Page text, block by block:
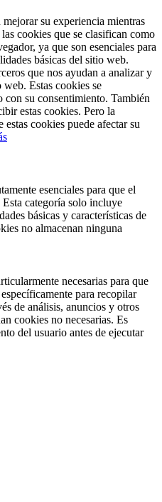
su experiencia mientras
cookies que se clasifican como
ya que son esenciales para
básicas del sitio web.
que nos ayudan a analizar y
Estas cookies se
con su consentimiento. También
estas cookies. Pero la
cookies puede afectar su
esenciales para que el
categoría solo incluye
básicas y características de
no almacenan ninguna
necesarias para que
para recopilar
de análisis, anuncios y otros
cookies no necesarias. Es
del usuario antes de ejecutar